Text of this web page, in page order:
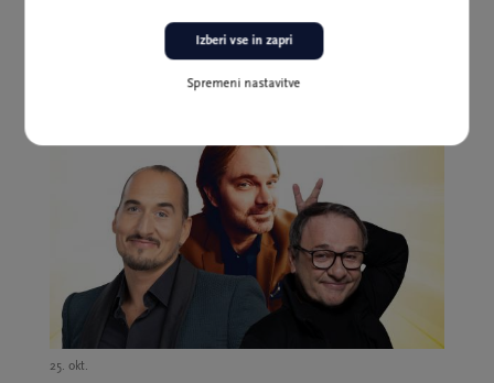
Burja Podlesnik: Moška v spodnjicah
25. okt.,
Spremeni nastavitve
Izberi vse in zapri